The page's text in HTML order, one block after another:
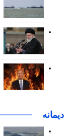
دیمانە